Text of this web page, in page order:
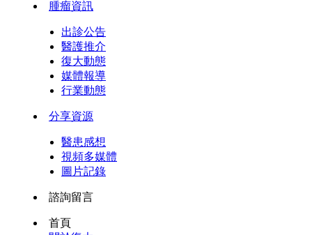
腫瘤資訊
出診公告
醫護推介
復大動態
媒體報導
行業動態
分享資源
醫患感想
視頻多媒體
圖片記錄
諮詢留言
首頁